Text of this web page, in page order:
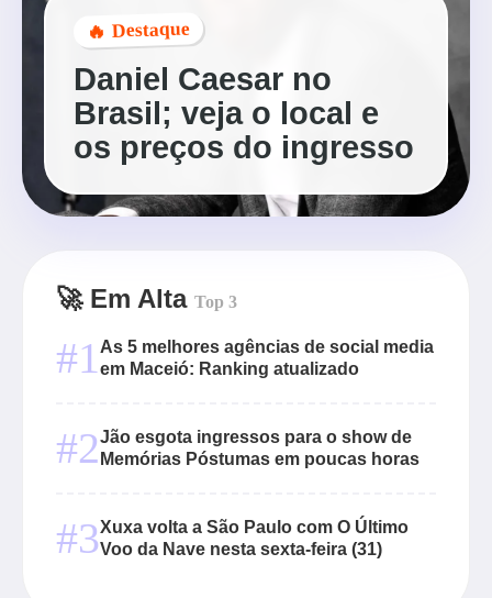
🔥 Destaque
Daniel Caesar no
Brasil; veja o local e
os preços do ingresso
🚀 Em Alta Top 3
#1As 5 melhores agências de social media
em Maceió: Ranking atualizado
#2Jão esgota ingressos para o show de
Memórias Póstumas em poucas horas
#3Xuxa volta a São Paulo com O Último
Voo da Nave nesta sexta-feira (31)